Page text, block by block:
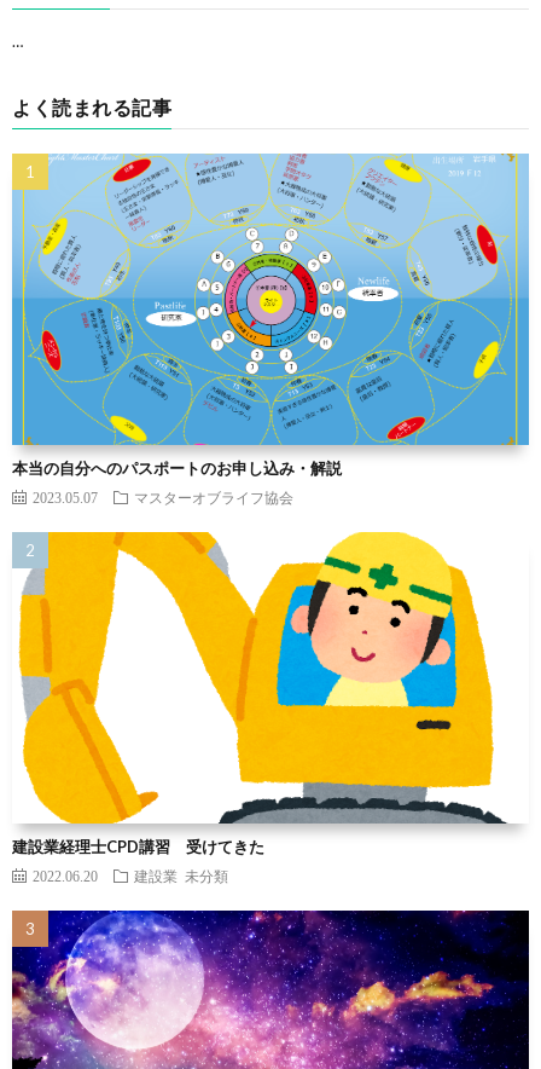
…
よく読まれる記事
本当の自分へのパスポートのお申し込み・解説
2023.05.07 マスターオブライフ協会
建設業経理士CPD講習 受けてきた
2022.06.20 建設業 未分類